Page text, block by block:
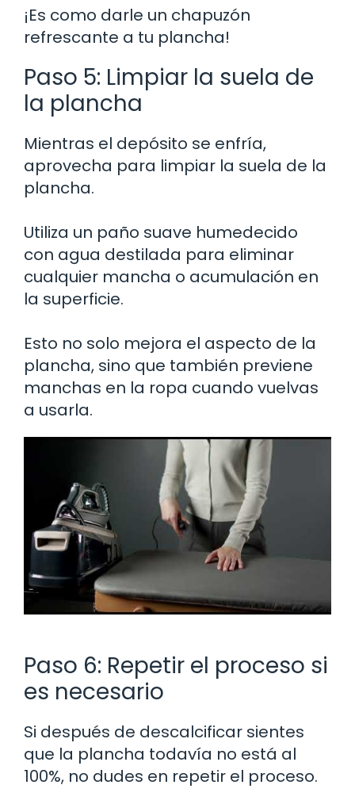
¡Es como darle un chapuzón
refrescante a tu plancha!
Paso 5: Limpiar la suela de
la plancha
Mientras el depósito se enfría,
aprovecha para limpiar la suela de la
plancha.
Utiliza un paño suave humedecido
con agua destilada para eliminar
cualquier mancha o acumulación en
la superficie.
Esto no solo mejora el aspecto de la
plancha, sino que también previene
manchas en la ropa cuando vuelvas
a usarla.
Paso 6: Repetir el proceso si
es necesario
Si después de descalcificar sientes
que la plancha todavía no está al
100%, no dudes en repetir el proceso.